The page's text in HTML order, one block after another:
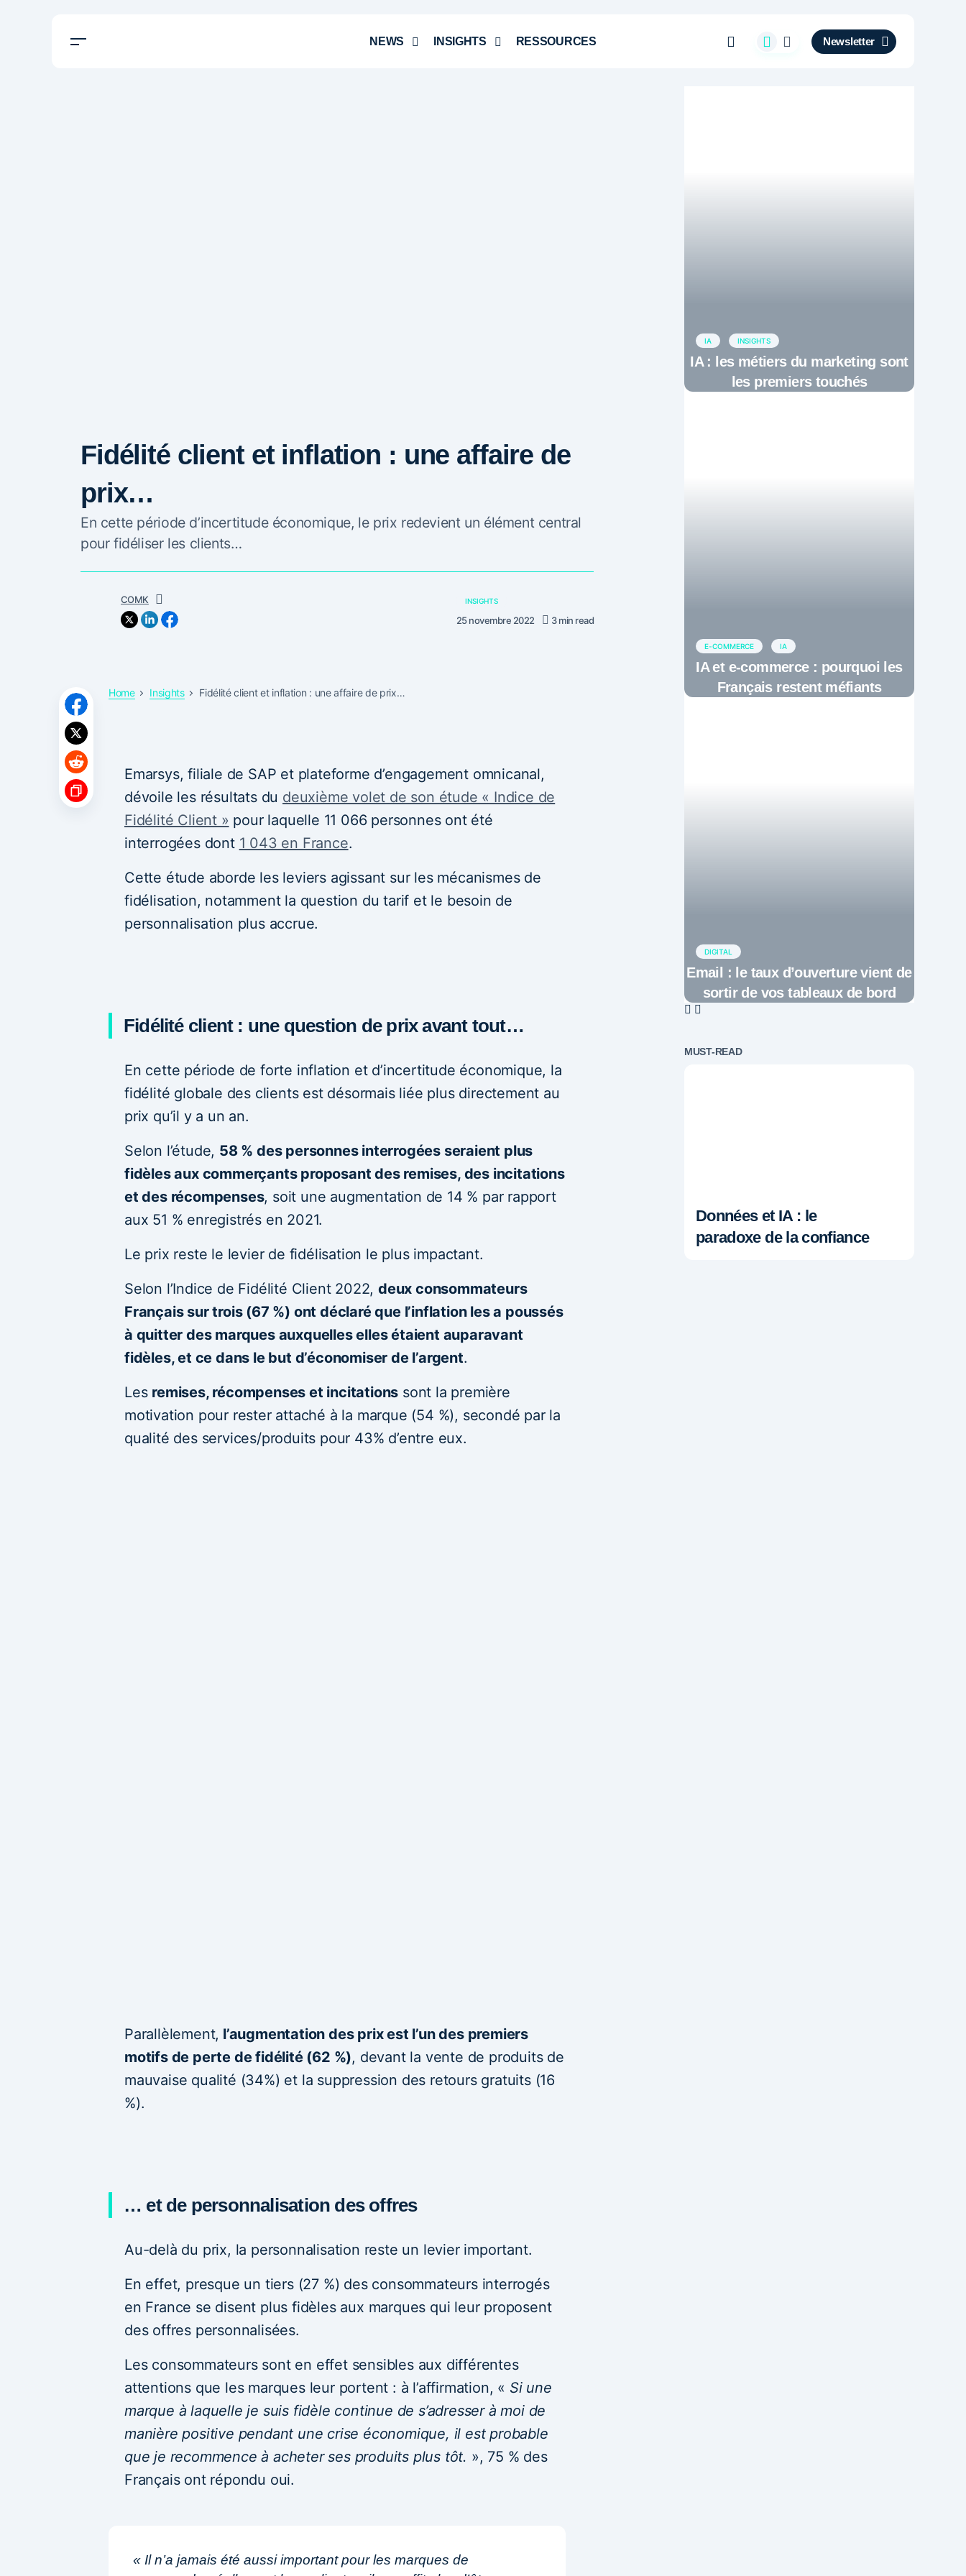
NEWS INSIGHTS RESSOURCES Newsletter
Fidélité client et inflation : une affaire de
prix…
En cette période d’incertitude économique, le prix redevient un élément central
pour fidéliser les clients…
COMK INSIGHTS
25 novembre 2022 3 min read
Home Insights Fidélité client et inflation : une affaire de prix…
Emarsys, filiale de SAP et plateforme d’engagement omnicanal,
dévoile les résultats du deuxième volet de son étude « Indice de
Fidélité Client » pour laquelle 11 066 personnes ont été
interrogées dont 1 043 en France.
Cette étude aborde les leviers agissant sur les mécanismes de
fidélisation, notamment la question du tarif et le besoin de
personnalisation plus accrue.
Fidélité client : une question de prix avant tout…
En cette période de forte inflation et d’incertitude économique, la
fidélité globale des clients est désormais liée plus directement au
prix qu’il y a un an.
Selon l’étude, 58 % des personnes interrogées seraient plus
fidèles aux commerçants proposant des remises, des incitations
et des récompenses, soit une augmentation de 14 % par rapport
aux 51 % enregistrés en 2021.
Le prix reste le levier de fidélisation le plus impactant.
Selon l’Indice de Fidélité Client 2022, deux consommateurs
Français sur trois (67 %) ont déclaré que l’inflation les a poussés
à quitter des marques auxquelles elles étaient auparavant
fidèles, et ce dans le but d’économiser de l’argent.
Les remises, récompenses et incitations sont la première
motivation pour rester attaché à la marque (54 %), secondé par la
qualité des services/produits pour 43% d’entre eux.
Parallèlement, l’augmentation des prix est l’un des premiers
motifs de perte de fidélité (62 %), devant la vente de produits de
mauvaise qualité (34%) et la suppression des retours gratuits (16
%).
… et de personnalisation des offres
Au-delà du prix, la personnalisation reste un levier important.
En effet, presque un tiers (27 %) des consommateurs interrogés
en France se disent plus fidèles aux marques qui leur proposent
des offres personnalisées.
Les consommateurs sont en effet sensibles aux différentes
attentions que les marques leur portent : à l’affirmation, « Si une
marque à laquelle je suis fidèle continue de s’adresser à moi de
manière positive pendant une crise économique, il est probable
que je recommence à acheter ses produits plus tôt. », 75 % des
Français ont répondu oui.
« Il n’a jamais été aussi important pour les marques de
IA INSIGHTS
IA : les métiers du marketing sont
les premiers touchés
E-COMMERCE IA
IA et e-commerce : pourquoi les
Français restent méfiants
DIGITAL
Email : le taux d’ouverture vient de
sortir de vos tableaux de bord
MUST-READ
Données et IA : le
paradoxe de la confiance